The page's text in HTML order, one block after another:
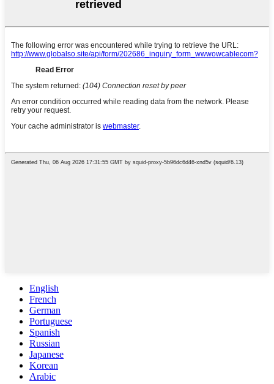
English
French
German
Portuguese
Spanish
Russian
Japanese
Korean
Arabic